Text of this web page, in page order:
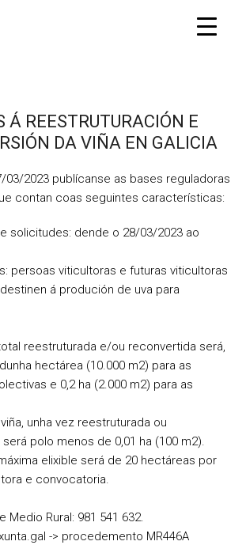
Á REESTRUTURACIÓN E
DA VIÑA EN GALICIA
03/2023 publícanse as bases reguladoras
contan coas seguintes características:
solicitudes: dende o 28/03/2023 ao
persoas viticultoras e futuras viticultoras
á produción de uva para
reestruturada e/ou reconvertida será,
hectárea (10.000 m2) para as
e 0,2 ha (2.000 m2) para as
unha vez reestruturada ou
polo menos de 0,01 ha (100 m2).
elixible será de 20 hectáreas por
e convocatoria.
Medio Rural: 981 541 632.
-> procedemento MR446A